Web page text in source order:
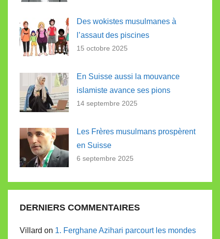
Des wokistes musulmanes à
l’assaut des piscines
15 octobre 2025
En Suisse aussi la mouvance
islamiste avance ses pions
14 septembre 2025
Les Frères musulmans prospèrent
en Suisse
6 septembre 2025
DERNIERS COMMENTAIRES
Villard on 1. Ferghane Azihari parcourt les mondes